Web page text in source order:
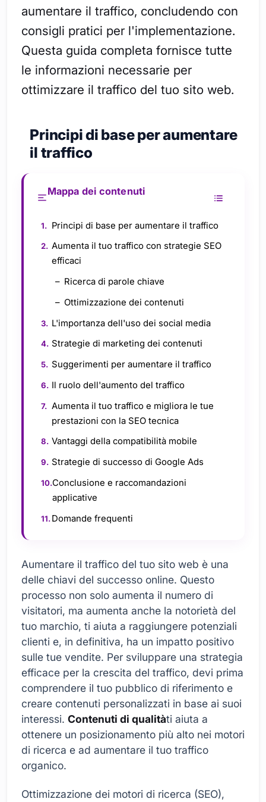
aumentare il traffico, concludendo con
consigli pratici per l'implementazione.
Questa guida completa fornisce tutte
le informazioni necessarie per
ottimizzare il traffico del tuo sito web.
Principi di base per aumentare
il traffico
Mappa dei contenuti
Principi di base per aumentare il traffico
Aumenta il tuo traffico con strategie SEO
efficaci
Ricerca di parole chiave
Ottimizzazione dei contenuti
L'importanza dell'uso dei social media
Strategie di marketing dei contenuti
Suggerimenti per aumentare il traffico
Il ruolo dell'aumento del traffico
Aumenta il tuo traffico e migliora le tue
prestazioni con la SEO tecnica
Vantaggi della compatibilità mobile
Strategie di successo di Google Ads
Conclusione e raccomandazioni
applicative
Domande frequenti
Aumentare il traffico del tuo sito web è una
delle chiavi del successo online. Questo
processo non solo aumenta il numero di
visitatori, ma aumenta anche la notorietà del
tuo marchio, ti aiuta a raggiungere potenziali
clienti e, in definitiva, ha un impatto positivo
sulle tue vendite. Per sviluppare una strategia
efficace per la crescita del traffico, devi prima
comprendere il tuo pubblico di riferimento e
creare contenuti personalizzati in base ai suoi
interessi. Contenuti di qualitàti aiuta a
ottenere un posizionamento più alto nei motori
di ricerca e ad aumentare il tuo traffico
organico.
Ottimizzazione dei motori di ricerca (SEO),